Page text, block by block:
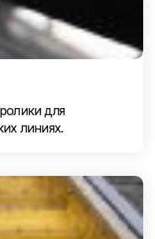
для
линиях.